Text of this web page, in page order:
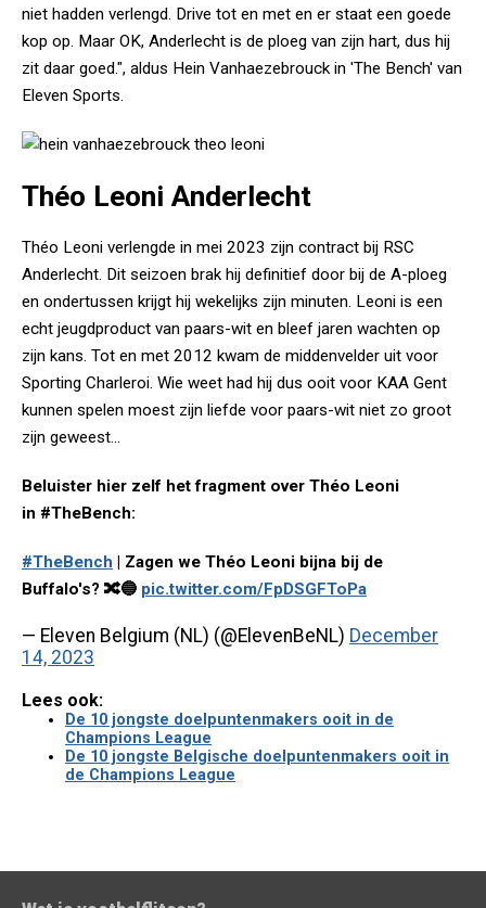
niet hadden verlengd. Drive tot en met en er staat een goede
kop op. Maar OK, Anderlecht is de ploeg van zijn hart, dus hij
zit daar goed.", aldus Hein Vanhaezebrouck in 'The Bench' van
Eleven Sports.
Théo Leoni Anderlecht
Théo Leoni verlengde in mei 2023 zijn contract bij RSC
Anderlecht. Dit seizoen brak hij definitief door bij de A-ploeg
en ondertussen krijgt hij wekelijks zijn minuten. Leoni is een
echt jeugdproduct van paars-wit en bleef jaren wachten op
zijn kans. Tot en met 2012 kwam de middenvelder uit voor
Sporting Charleroi. Wie weet had hij dus ooit voor KAA Gent
kunnen spelen moest zijn liefde voor paars-wit niet zo groot
zijn geweest...
Beluister hier zelf het fragment over Théo Leoni
in #TheBench:
#TheBench | Zagen we Théo Leoni bijna bij de
Buffalo's? 🔀🔵 pic.twitter.com/FpDSGFToPa
— Eleven Belgium (NL) (@ElevenBeNL) December
14, 2023
Lees ook:
De 10 jongste doelpuntenmakers ooit in de
Champions League
De 10 jongste Belgische doelpuntenmakers ooit in
de Champions League